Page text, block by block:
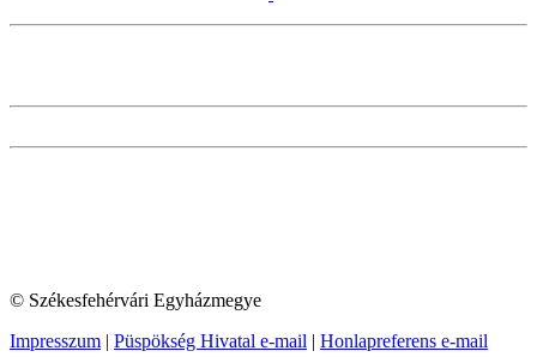
© Székesfehérvári Egyházmegye
Impresszum | Püspökség Hivatal e-mail | Honlapreferens e-mail